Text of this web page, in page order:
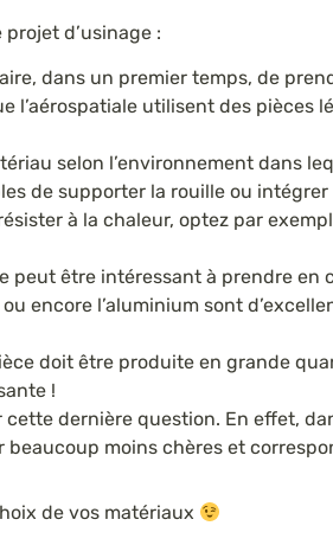
d’usinage :
dans un premier temps, de
l’aérospatiale utilisent des pièces
selon l’environnement dans
de supporter la rouille ou
à la chaleur, optez par
peut être intéressant à prendre en
encore l’aluminium sont
doit être produite en grande
!
dernière question. En effet,
moins chères et
de vos matériaux